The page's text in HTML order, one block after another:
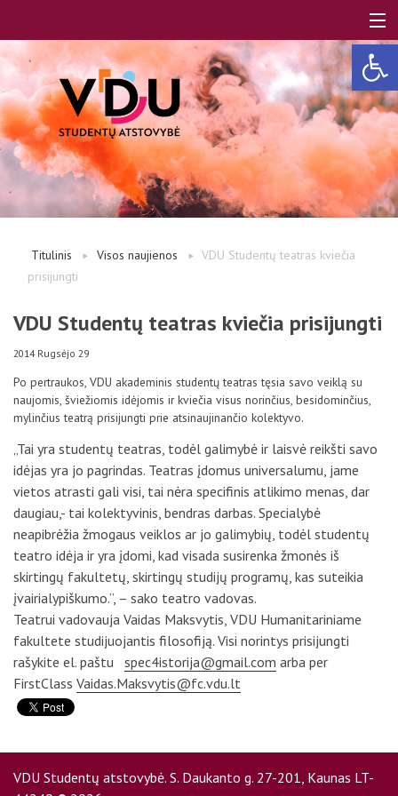
LT
Studentams
Studentų atstovai
D.U.K
Kontaktai
Privatumo politika
Titulinis Visos naujienos
VDU Studentų teatras kviečia
prisijungti
VDU Studentų teatras kviečia prisijungti
2014 Rugsėjo 29
Po pertraukos, VDU akademinis studentų teatras tęsia savo veiklą su
naujomis, šviežiomis idėjomis ir kviečia visus norinčius, besidominčius,
mylinčius teatrą prisijungti prie atsinaujinančio kolektyvo.
„Tai yra studentų teatras, todėl galimybė ir laisvė reikšti savo
idėjas yra jo pagrindas. Teatras įdomus universalumu, jame
vietos atrasti gali visi, tai nėra specifinis atlikimo menas, dar
daugiau,- tai kolektyvinis, bendras darbas. Specialybė
neapibrėžia žmogaus veiklos ar jo galimybių, todėl studentų
teatro idėja ir yra įdomi, kad visada susirenka žmonės iš
skirtingų fakultetų, skirtingų studijų programų, kas suteikia
įvairialypiškumo.”, – sako teatro vadovas.
Teatrui vadovauja Vaidas Maksvytis, VDU Humanitariniame
fakultete studijuojantis filosofiją. Visi norintys prisijungti
rašykite el. paštu spec4istorija@gmail.com arba per
FirstClass Vaidas.Maksvytis@fc.vdu.lt
VDU Studentų atstovybė. S. Daukanto g. 27-201, Kaunas LT-